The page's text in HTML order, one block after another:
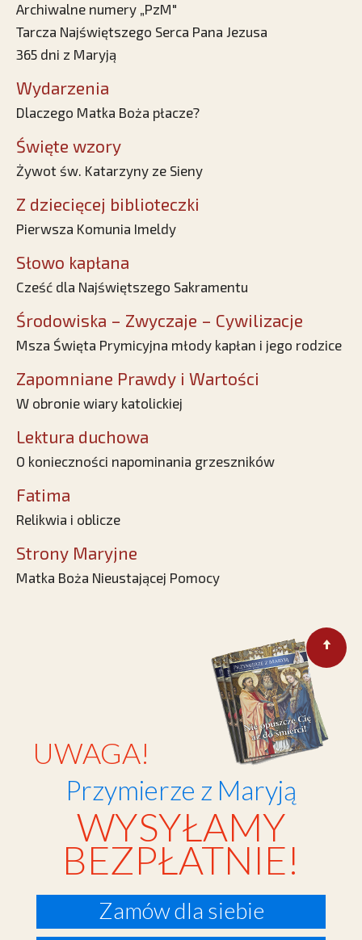
Archiwalne numery „PzM"
Tarcza Najświętszego Serca Pana Jezusa
365 dni z Maryją
Wydarzenia
Dlaczego Matka Boża płacze?
Święte wzory
Żywot św. Katarzyny ze Sieny
Z dziecięcej biblioteczki
Pierwsza Komunia Imeldy
Słowo kapłana
Cześć dla Najświętszego Sakramentu
Środowiska – Zwyczaje – Cywilizacje
Msza Święta Prymicyjna młody kapłan i jego rodzice
Zapomniane Prawdy i Wartości
W obronie wiary katolickiej
Lektura duchowa
O konieczności napominania grzeszników
Fatima
Relikwia i oblicze
Strony Maryjne
Matka Boża Nieustającej Pomocy
UWAGA!
Przymierze z Maryją
WYSYŁAMY
BEZPŁATNIE!
Zamów dla siebie